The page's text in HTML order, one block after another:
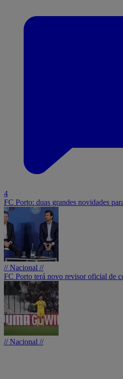
4
FC Porto: duas grandes novidades
// Nacional //
FC Porto terá novo revisor oficial de
// Nacional //